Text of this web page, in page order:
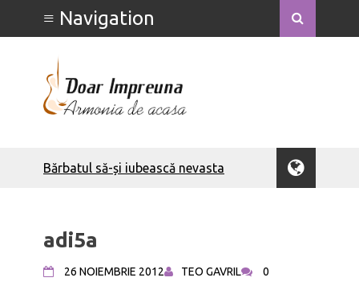
Bărbatul să-și iubească nevasta
Săptămâna Căsătoriei - Ce poate face
un soț
adi5a
26 NOIEMBRIE 2012 TEO GAVRIL 0